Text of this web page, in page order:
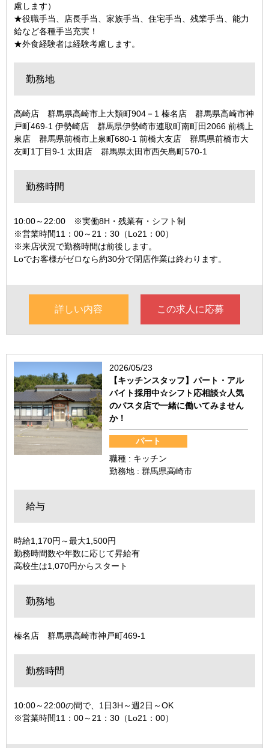
慮します）
★役職手当、店長手当、家族手当、住宅手当、残業手当、能力
給など各種手当充実！
★外食経験者は経験考慮します。
勤務地
高崎店 群馬県高崎市上大類町904－1 榛名店 群馬県高崎市神
戸町469-1 伊勢崎店 群馬県伊勢崎市連取町南町田2066 前橋上
泉店 群馬県前橋市上泉町680-1 前橋大友店 群馬県前橋市大
友町1丁目9-1 太田店 群馬県太田市西矢島町570-1
勤務時間
10:00～22:00 ※実働8H・残業有・シフト制
※営業時間11：00～21：30（Lo21：00）
※来店状況で勤務時間は前後します。
Loでお客様がゼロなら約30分で閉店作業は終わります。
詳しい内容 この求人に応募
2026/05/23
【キッチンスタッフ】パート・アル
バイト採用中☆シフト応相談☆人気
のパスタ店で一緒に働いてみません
か！
パート
職種 : キッチン
勤務地 : 群馬県高崎市
給与
時給1,170円～最大1,500円
勤務時間数や年数に応じて昇給有
高校生は1,070円からスタート
勤務地
榛名店 群馬県高崎市神戸町469-1
勤務時間
10:00～22:00の間で、1日3H～週2日～OK
※営業時間11：00～21：30（Lo21：00）